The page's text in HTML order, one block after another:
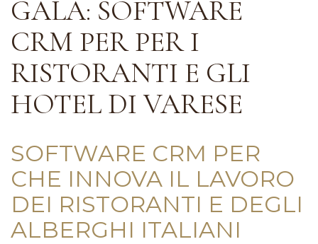
GALA: SOFTWARE
CRM PER PER I
RISTORANTI E GLI
HOTEL DI VARESE
SOFTWARE CRM PER
CHE INNOVA IL LAVORO
DEI RISTORANTI E DEGLI
ALBERGHI ITALIANI